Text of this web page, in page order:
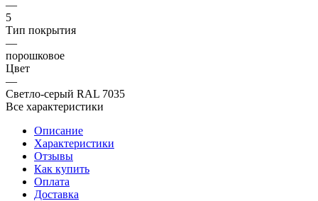
—
5
Тип покрытия
—
порошковое
Цвет
—
Светло-серый RAL 7035
Все характеристики
Описание
Характеристики
Отзывы
Как купить
Оплата
Доставка